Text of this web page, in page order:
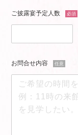
ご披露宴予定人数 必須
お問合せ内容 任意